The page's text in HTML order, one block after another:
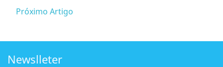
Próximo Artigo
Newslleter